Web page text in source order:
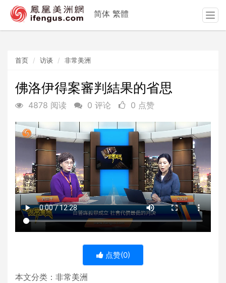
首页 访谈 非常美洲
佛洛伊得案審判結果的省思
4878 阅读 0 评论 0 点赞
点赞(0)
本文分类： 非常美洲
简体 繁體
T
o
g
a
i
o
n